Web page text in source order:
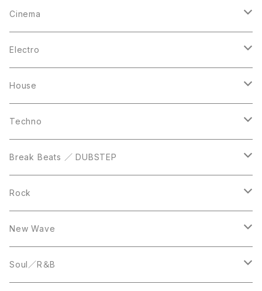
12inch
10inch
Casette Tape
12inch
CD
12inch
LP
Cinema
LP
12inch
DVD
Electro
12inch
LP
House
LP
12inch
10inch
Techno
12inch
LP
Break Beats ／ DUBSTEP
12inch
LP
Rock
12inch
LP
New Wave
12inch
Soul／R＆B